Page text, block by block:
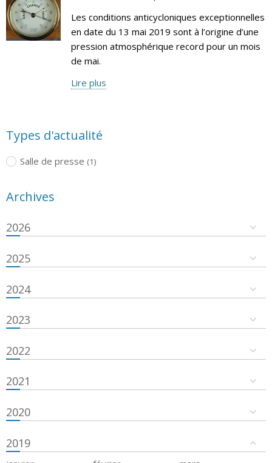
Les conditions anticycloniques exceptionnelles
en date du 13 mai 2019 sont à l’origine d’une
pression atmosphérique record pour un mois
de mai.
Lire plus
Types d'actualité
Salle de presse (1)
Archives
2026
2025
2024
2023
2022
2021
2020
2019